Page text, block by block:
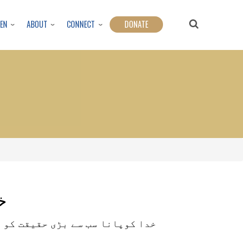
ABOUT CONNECT DONATE
خدا کوپانا سب سے بڑی حقیقت